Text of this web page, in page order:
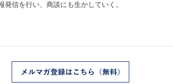
信を行い、商談にも生かしていく。